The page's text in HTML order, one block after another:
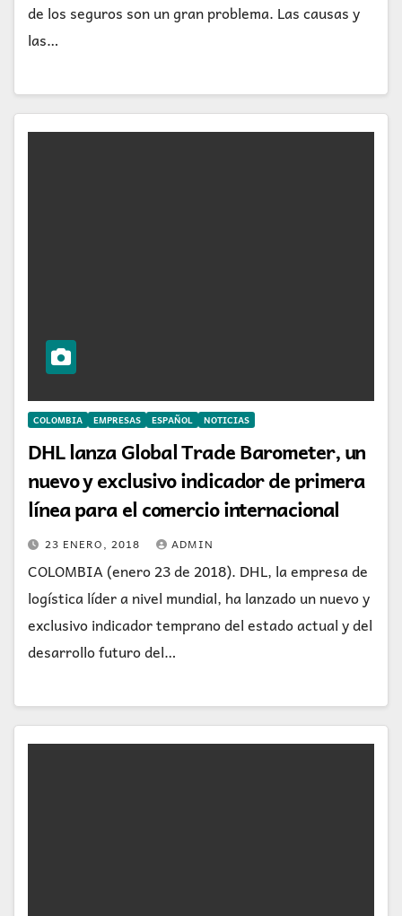
de los seguros son un gran problema. Las causas y
las…
COLOMBIA EMPRESAS ESPAÑOL NOTICIAS
DHL lanza Global Trade Barometer, un
nuevo y exclusivo indicador de primera
línea para el comercio internacional
23 ENERO, 2018 ADMIN
COLOMBIA (enero 23 de 2018). DHL, la empresa de
logística líder a nivel mundial, ha lanzado un nuevo y
exclusivo indicador temprano del estado actual y del
desarrollo futuro del…